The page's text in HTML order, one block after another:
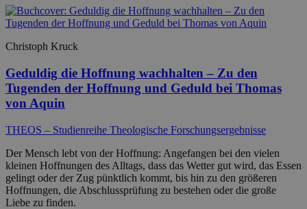
Christoph Kruck
Geduldig die Hoffnung wachhalten – Zu den
Tugenden der Hoffnung und Geduld bei Thomas
von Aquin
THEOS – Studienreihe Theologische Forschungsergebnisse
Der Mensch lebt von der Hoffnung: Angefangen bei den vielen
kleinen Hoffnungen des Alltags, dass das Wetter gut wird, das Essen
gelingt oder der Zug pünktlich kommt, bis hin zu den größeren
Hoffnungen, die Abschlussprüfung zu bestehen oder die große
Liebe zu finden.